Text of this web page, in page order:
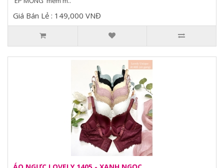
Giá Bán Lẻ : 149,000 VNĐ